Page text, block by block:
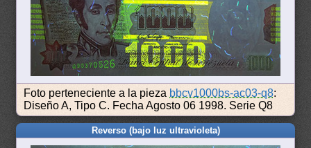
Foto perteneciente a la pieza bbcv1000bs-ac03-q8:
Diseño A, Tipo C. Fecha Agosto 06 1998. Serie Q8
Reverso (bajo luz ultravioleta)